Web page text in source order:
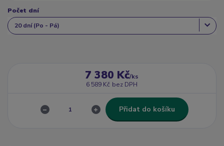
Počet dní
7 380 Kč/ks
6 589 Kč bez DPH
Přidat do košíku